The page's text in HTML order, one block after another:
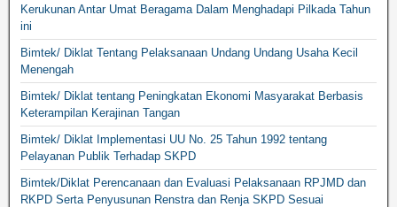
Kerukunan Antar Umat Beragama Dalam Menghadapi Pilkada Tahun
ini
Bimtek/ Diklat Tentang Pelaksanaan Undang Undang Usaha Kecil
Menengah
Bimtek/ Diklat tentang Peningkatan Ekonomi Masyarakat Berbasis
Keterampilan Kerajinan Tangan
Bimtek/ Diklat Implementasi UU No. 25 Tahun 1992 tentang
Pelayanan Publik Terhadap SKPD
Bimtek/Diklat Perencanaan dan Evaluasi Pelaksanaan RPJMD dan
RKPD Serta Penyusunan Renstra dan Renja SKPD Sesuai